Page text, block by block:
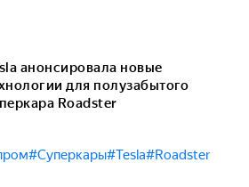
анонсировала новые
для полузабытого
Roadster
#Суперкары#Tesla#Roadster